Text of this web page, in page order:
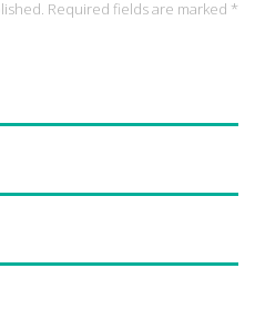
Required fields are marked *